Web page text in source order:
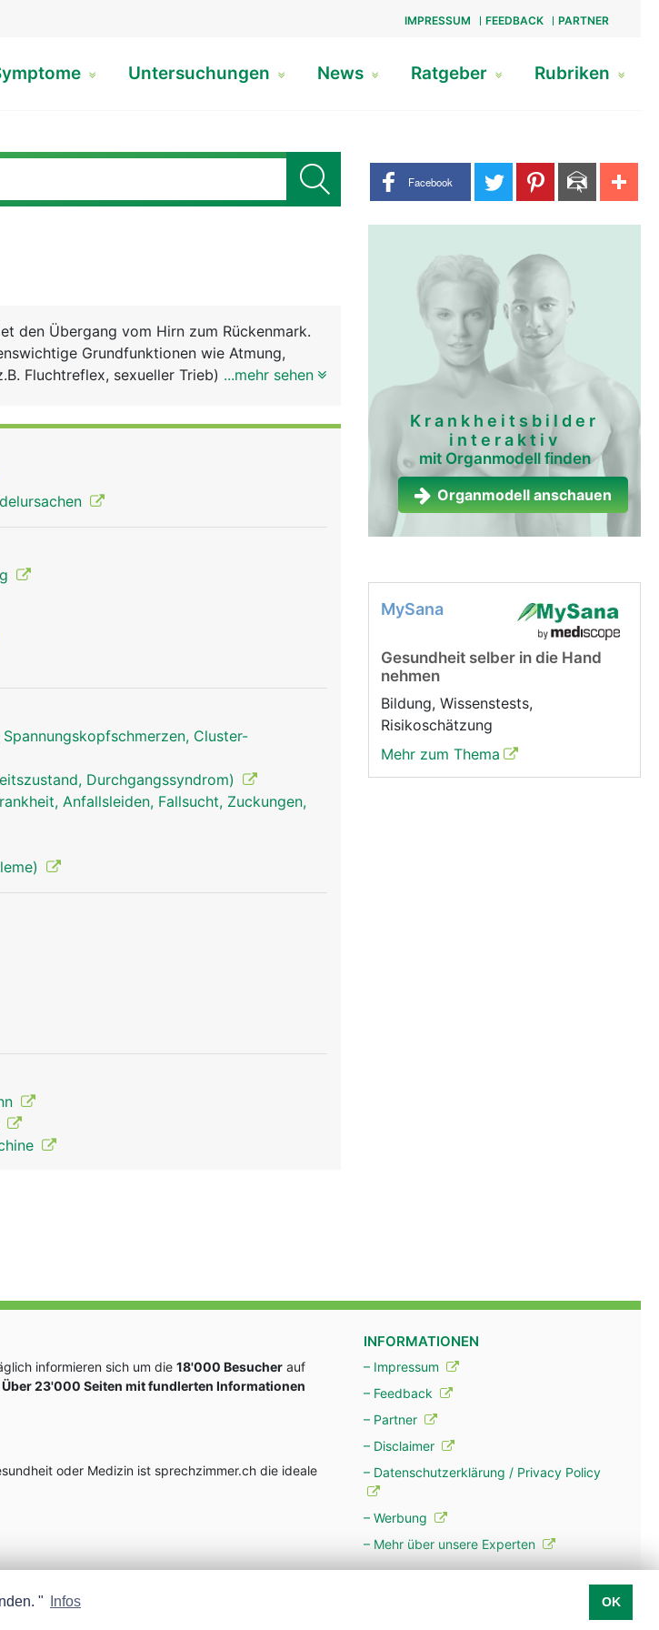
IMPRESSUM FEEDBACK PARTNER
Untersuchungen News Ratgeber Rubriken
Share buttons
Facebook
den Übergang vom Hirn zum Rückenmark.
Grundfunktionen wie Atmung,
Fluchtreflex, sexueller Trieb) sowie Reflexe
Mann
...mehr sehen
Cluster-
Durchgangssyndrom)
Anfallsleiden, Fallsucht, Zuckungen,
Krankheitsbilder
interaktiv
mit Organmodell finden
Organmodell anschauen
MySana
Gesundheit selber in die Hand
nehmen
Bildung, Wissenstests,
Risikoschätzung
Mehr zum Thema
informieren sich um die 18'000 Besucher auf
Über 23'000 Seiten mit fundlerten Informationen
oder Medizin ist sprechzimmer.ch die ideale
INFORMATIONEN
– Impressum
– Feedback
– Partner
– Disclaimer
– Datenschutzerklärung / Privacy Policy
– Werbung
– Mehr über unsere Experten
" Infos OK